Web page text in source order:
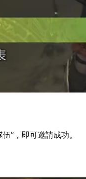
”，即可邀請成功。